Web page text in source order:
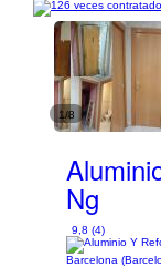
1/8
Ng
9,8 (4)
Barcelona